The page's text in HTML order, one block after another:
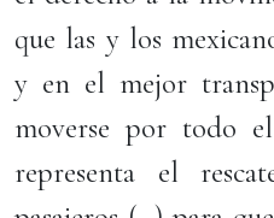
que las y los
y en el mejor
moverse por todo
representa el